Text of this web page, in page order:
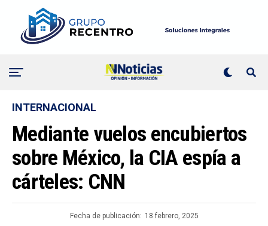
INTERNACIONAL
Mediante vuelos encubiertos
sobre México, la CIA espía a
cárteles: CNN
Fecha de publicación: 18 febrero, 2025